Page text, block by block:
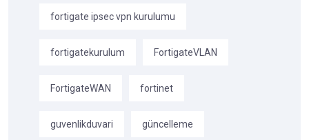
fortigate ipsec vpn kurulumu
fortigatekurulum FortigateVLAN
FortigateWAN fortinet
guvenlikduvari güncelleme